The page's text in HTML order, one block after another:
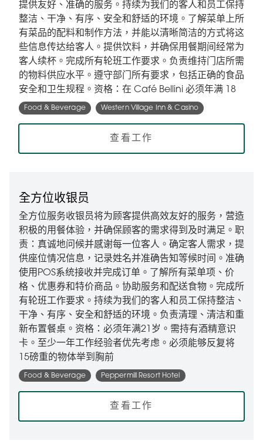
提供友好、准确的服务。持续为我们的客人和员工保持
整洁、干净、有序、安全和舒适的环境。了解菜单上所
有菜品的配料和制作方法，并能以清晰简洁的方式将这
些信息传达给客人。提供饮料，并确保用餐期间经常为
客人续杯。完成所有轮班工作要求。负责维持门店所需
的物料供应水平。遵守部门所有要求，包括正确的食品
安全和卫生规程。资格：在 Café Bellini 必须年满 18
Food & Beverage Western Village Inn & Casino
查看工作
全方位收银员
全方位服务收银员将为顾客提供高效友好的服务，营造
积极的用餐体验，并确保顾客的需求得到及时满足。职
责：真诚地问候并感谢每一位客人。确定客人需求，提
供座位情况信息，记录姓名并准确告知等候时间。准确
使用POS系统接收并完成订单。了解所有菜单项、价
格、优惠券和特价商品。协助服务和配送食物。完成所
有轮班工作要求。持续为我们的客人和员工保持整洁、
干净、有序、安全和舒适的环境。负责清理、清洁和重
新布置餐桌。资格：必须年满21岁。需持有酒精意识
卡。至少一年工作经验者优先考虑。必须能够反复将
15磅重的物体举到胸前
Food & Beverage Peppermill Resort Hotel
查看工作